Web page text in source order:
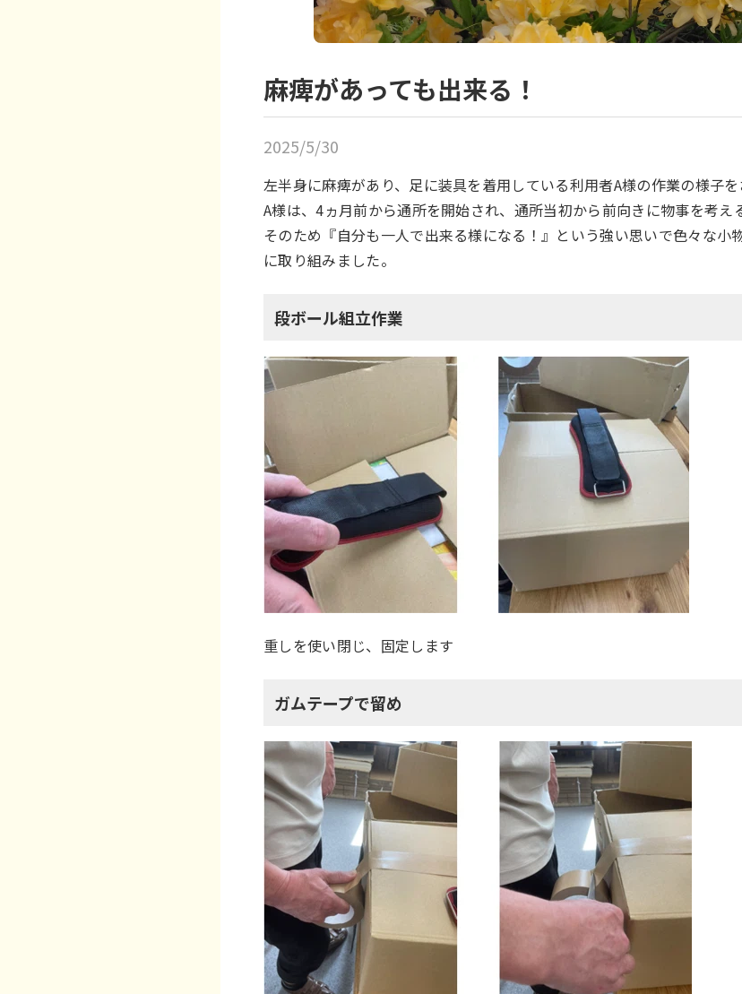
麻痺があっても出来る！
2025/5/30
左半身に麻痺があり、足に装具を着用している利用者A様の作業の様子を
A様は、4ヵ月前から通所を開始され、通所当初から前向きに物事を考え
そのため『自分も一人で出来る様になる！』という強い思いで色々な小
に取り組みました。
段ボール組立作業
重しを使い閉じ、固定します
ガムテープで留め